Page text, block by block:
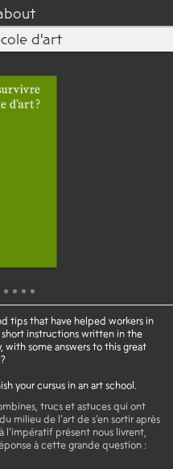
d'art
tips that have helped workers in
instructions written in the
some answers to this great
your cursus in an art school.
trucs et astuces qui ont
milieu de l’art de s’en sortir après
l’impératif présent nous livrent,
à cette grande question :